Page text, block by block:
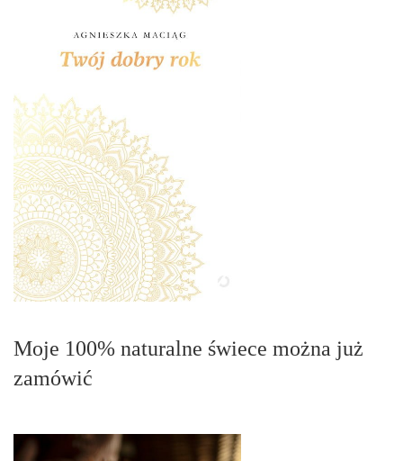
Moje 100% naturalne świece można już
zamówić